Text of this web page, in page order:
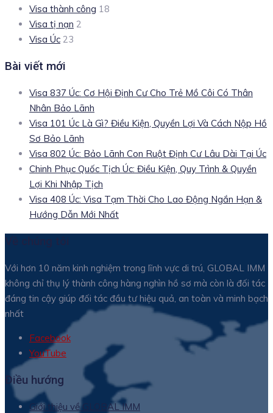
Visa thành công 18
Visa tị nạn 2
Visa Úc 23
Bài viết mới
Visa 837 Úc: Cơ Hội Định Cư Cho Trẻ Mồ Côi Có Thân
Nhân Bảo Lãnh
Visa 101 Úc Là Gì? Điều Kiện, Quyền Lợi Và Cách Nộp Hồ
Sơ Bảo Lãnh
Visa 802 Úc: Bảo Lãnh Con Ruột Định Cư Lâu Dài Tại Úc
Chinh Phục Quốc Tịch Úc: Điều Kiện, Quy Trình & Quyền
Lợi Khi Nhập Tịch
Visa 408 Úc: Visa Tạm Thời Cho Lao Động Ngắn Hạn &
Hướng Dẫn Mới Nhất
Với hơn 10 năm kinh nghiệm trong lĩnh vực di trú, GLOBAL IMM
không chỉ thụ lý thành công hàng nghìn hồ sơ mà còn là đối tác
đáng tin cậy giúp đối tác đầu tư hiệu quả, an toàn và minh bạch
nhất
Facebook
YouTube
Điều hướng
Giới thiệu về GLOBAL IMM